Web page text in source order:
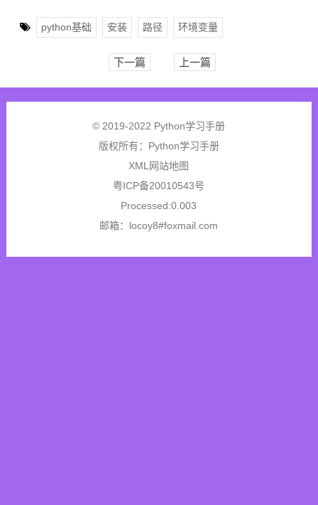
python基础 安装 路径 环境变量
下一篇 上一篇
© 2019-2022 Python学习手册
版权所有： Python学习手册
XML网站地图
粤ICP备20010543号
Processed:0.003
邮箱：locoy8#foxmail.com